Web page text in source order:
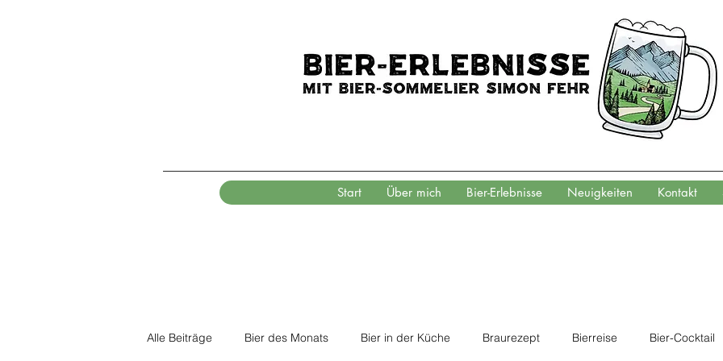
Start Über mich Bier-Erlebnisse Neuigkeiten Kontakt
Alle Beiträge Bier des Monats Bier in der Küche Braurezept Bierreise Bier-Cocktail